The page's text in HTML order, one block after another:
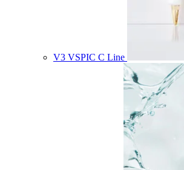
V3 VSPIC C Line